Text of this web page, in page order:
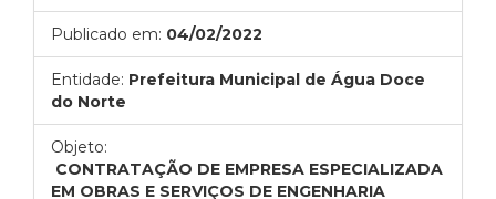
Publicado em: 04/02/2022
Entidade: Prefeitura Municipal de Água Doce
do Norte
Objeto:
CONTRATAÇÃO DE EMPRESA ESPECIALIZADA
EM OBRAS E SERVIÇOS DE ENGENHARIA